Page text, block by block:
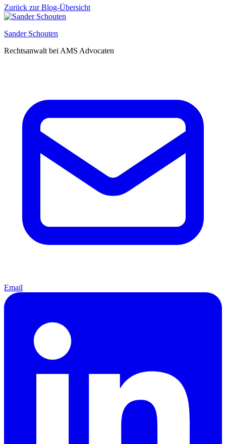
Zurück zur Blog-Übersicht
Sander Schouten
Rechtsanwalt bei AMS Advocaten
Email